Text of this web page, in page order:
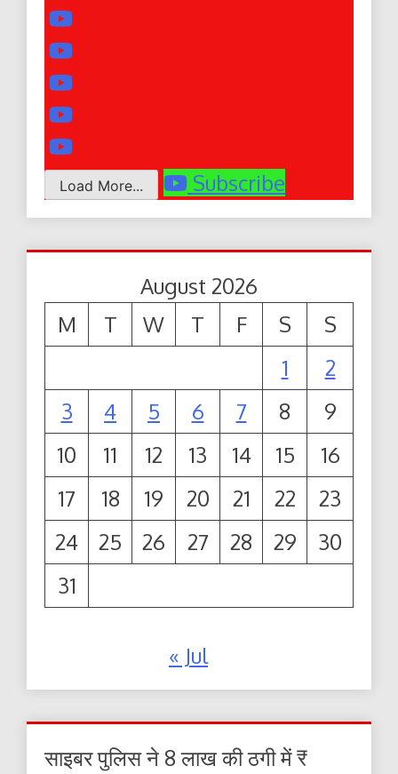
Load More... Subscribe
August 2026
M
T W T F S
S
1
2
3
4 5 6 7 8
9
10
11 12 13 14 15
16
17
18 19 20 21 22
23
24
25 26 27 28 29
30
31
« Jul
साइबर पुलिस ने 8 लाख की ठगी में ₹